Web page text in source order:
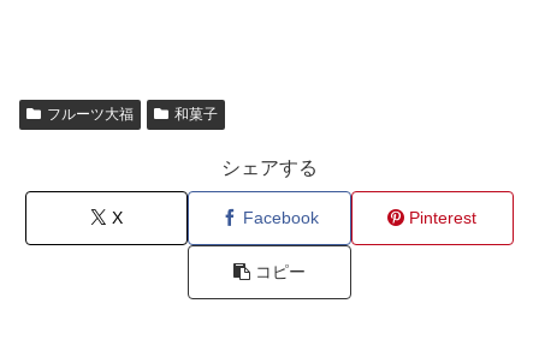
フルーツ大福 和菓子
シェアする
X Facebook Pinterest
コピー